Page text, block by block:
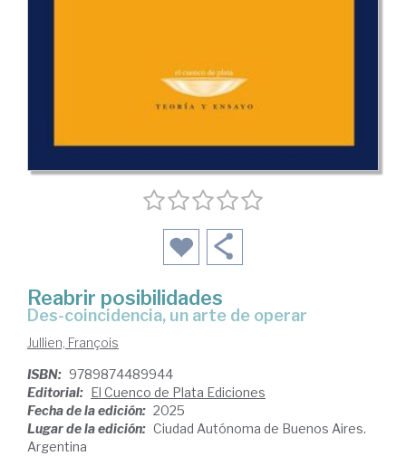
Reabrir posibilidades
Des-coincidencia, un arte de operar
Jullien, François
ISBN: 9789874489944
Editorial: El Cuenco de Plata Ediciones
Fecha de la edición: 2025
Lugar de la edición: Ciudad Autónoma de Buenos Aires.
Argentina